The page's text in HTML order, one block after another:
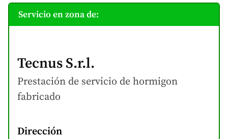
Servicio en zona de:
Tecnus S.r.l.
Prestación de servicio de hormigon
fabricado
Dirección